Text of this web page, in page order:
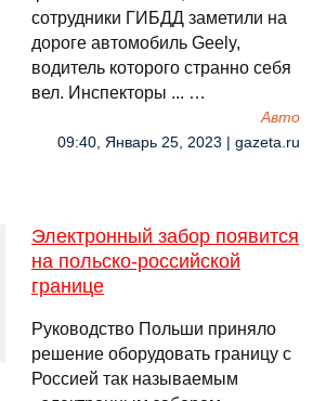
сотрудники ГИБДД заметили на
дороге автомобиль Geely,
водитель которого странно себя
вел. Инспекторы ... …
Авто
09:40, Январь 25, 2023 | gazeta.ru
Электронный забор появится
на польско-российской
границе
Руководство Польши приняло
решение оборудовать границу с
Россией так называемым